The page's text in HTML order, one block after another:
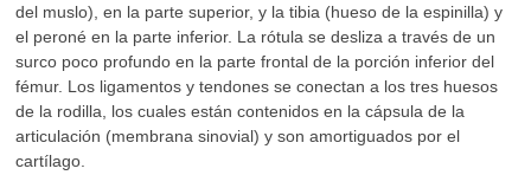
del muslo), en la parte superior, y la tibia (hueso de la espinilla) y
el peroné en la parte inferior. La rótula se desliza a través de un
surco poco profundo en la parte frontal de la porción inferior del
fémur. Los ligamentos y tendones se conectan a los tres huesos
de la rodilla, los cuales están contenidos en la cápsula de la
articulación (membrana sinovial) y son amortiguados por el
cartílago.